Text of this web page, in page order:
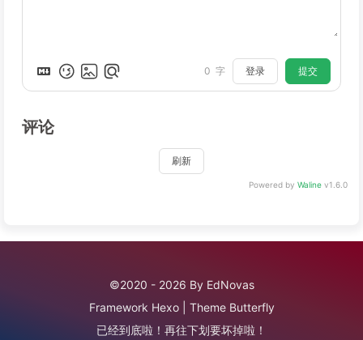
0 字 登录 提交
评论
刷新
Powered by Waline v1.6.0
©2020 - 2026 By EdNovas
Framework Hexo Theme Butterfly
已经到底啦！再往下划要坏掉啦！